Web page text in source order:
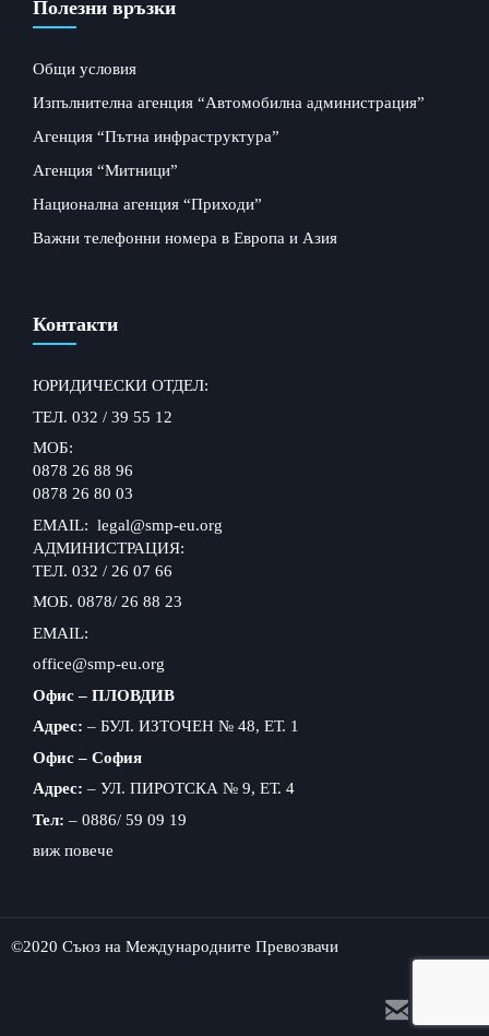
Полезни връзки
Общи условия
Изпълнителна агенция “Автомобилна администрация”
Агенция “Пътна инфраструктура”
Агенция “Митници”
Национална агенция “Приходи”
Важни телефонни номера в Европа и Азия
Контакти
ЮРИДИЧЕСКИ ОТДЕЛ:
ТЕЛ. 032 / 39 55 12
МОБ:
0878 26 88 96
0878 26 80 03
EMAIL: legal@smp-eu.org
АДМИНИСТРАЦИЯ:
ТЕЛ. 032 / 26 07 66
МОБ. 0878/ 26 88 23
EMAIL:
office@smp-eu.org
Офис – ПЛОВДИВ
Адрес: – БУЛ. ИЗТОЧЕН № 48, ЕТ. 1
Офис – София
Адрес: – УЛ. ПИРОТСКА № 9, ЕТ. 4
Тел: – 0886/ 59 09 19
виж повече
©2020 Съюз на Международните Превозвачи
